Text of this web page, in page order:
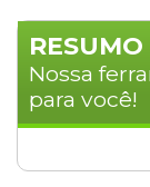
RESUMO
Nossa
para você!
A família